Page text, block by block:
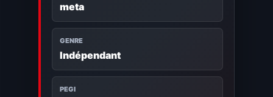
meta
GENRE
Indépendant
PEGI